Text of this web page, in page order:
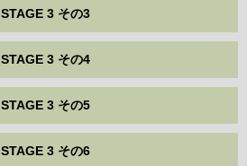
STAGE 3 その3
STAGE 3 その4
STAGE 3 その5
STAGE 3 その6